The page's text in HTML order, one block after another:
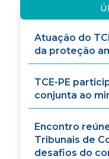
Atuação do
da proteção
TCE-PE
conjunta ao
Encontro
Tribunais de
desafios do